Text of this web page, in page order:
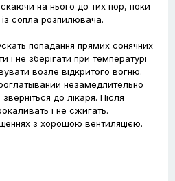
на нього до тих пор, поки
сопла розпилювача.
попадання прямих сонячних
і не зберігати при температурі
возле відкритого вогню.
незамедлительно
до лікаря. Після
і не сжигать.
з хорошою вентиляцією.